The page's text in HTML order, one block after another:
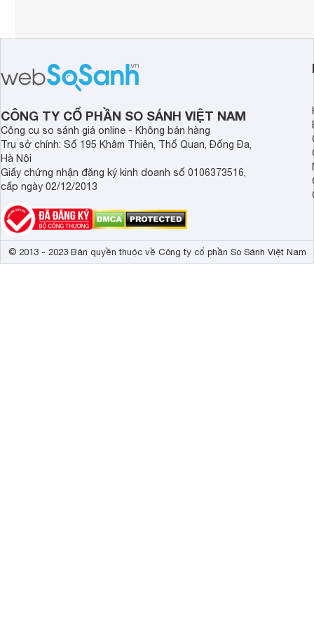
CÔNG TY CỔ PHẦN SO SÁNH VIỆT NAM
Công cụ so sánh giá online - Không bán hàng
Trụ sở chính: Số 195 Khâm Thiên, Thổ Quan, Đống Đa,
Hà Nội
Giấy chứng nhận đăng ký kinh doanh số 0106373516,
cấp ngày 02/12/2013
© 2013 - 2023 Bản quyền thuộc về Công ty cổ phần So Sánh Việt Nam